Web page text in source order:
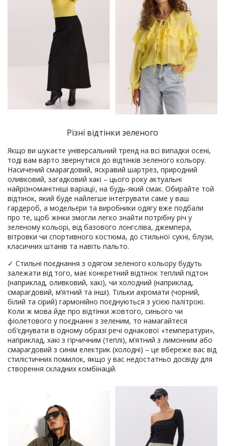
Різні відтінки зеленого
Якщо ви шукаєте універсальний тренд на всі випадки осені,
тоді вам варто звернутися до відтінків зеленого кольору.
Насичений смарагдовий, яскравий шартрез, природний
оливковий, загадковий хакі – цього року актуальні
найрізноманітніші варіації, на будь-який смак. Обирайте той
відтінок, який буде найлегше інтегрувати саме у ваш
гардероб, а модельєри та виробники одягу вже подбали
про те, щоб жінки змогли легко знайти потрібну річ у
зеленому кольорі, від базового лонгсліва, джемпера,
вітровки чи спортивного костюма, до стильної сукні, блузи,
класичних штанів та навіть пальто.
✓ Стильні поєднання з одягом зеленого кольору будуть
залежати від того, має конкретний відтінок теплий підтон
(наприклад, оливковий, хакі), чи холодний (наприклад,
смарагдовий, м’ятний та інші). Тільки ахромати (чорний,
білий та сірий) гармонійно поєднуються з усією палітрою.
Коли ж мова йде про відтінки жовтого, синього чи
фіолетового у поєднанні з зеленим, то намагайтеся
об’єднувати в одному образі речі однакової «температури»,
наприклад, хакі з гірчичним (теплі), м’ятний з лимонним або
смарагдовий з синім електрик (холодні) – це вбереже вас від
стилістичних помилок, якщо у вас недостатньо досвіду для
створення складних комбінацій.